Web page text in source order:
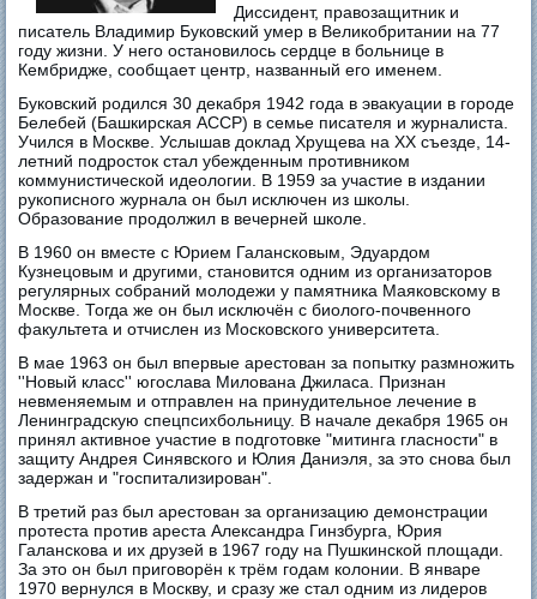
Диссидент, правозащитник и
писатель Владимир Буковский умер в Великобритании на 77
году жизни. У него остановилось сердце в больнице в
Кембридже, сообщает центр, названный его именем.
Буковский родился 30 декабря 1942 года в эвакуации в городе
Белебей (Башкирская АССР) в семье писателя и журналиста.
Учился в Москве. Услышав доклад Хрущева на ХХ съезде, 14-
летний подросток стал убежденным противником
коммунистической идеологии. В 1959 за участие в издании
рукописного журнала он был исключен из школы.
Образование продолжил в вечерней школе.
В 1960 он вместе с Юрием Галансковым, Эдуардом
Кузнецовым и другими, становится одним из организаторов
регулярных собраний молодежи у памятника Маяковскому в
Москве. Тогда же он был исключён с биолого-почвенного
факультета и отчислен из Московского университета.
В мае 1963 он был впервые арестован за попытку размножить
''Новый класс'' югослава Милована Джиласа. Признан
невменяемым и отправлен на принудительное лечение в
Ленинградскую спецпсихбольницу. В начале декабря 1965 он
принял активное участие в подготовке "митинга гласности" в
защиту Андрея Синявского и Юлия Даниэля, за это снова был
задержан и "госпитализирован".
В третий раз был арестован за организацию демонстрации
протеста против ареста Александра Гинзбурга, Юрия
Галанскова и их друзей в 1967 году на Пушкинской площади.
За это он был приговорён к трём годам колонии. В январе
1970 вернулся в Москву, и сразу же стал одним из лидеров